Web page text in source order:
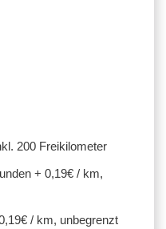
200 Freikilometer
+ 0,19€ / km,
/ km, unbegrenzt